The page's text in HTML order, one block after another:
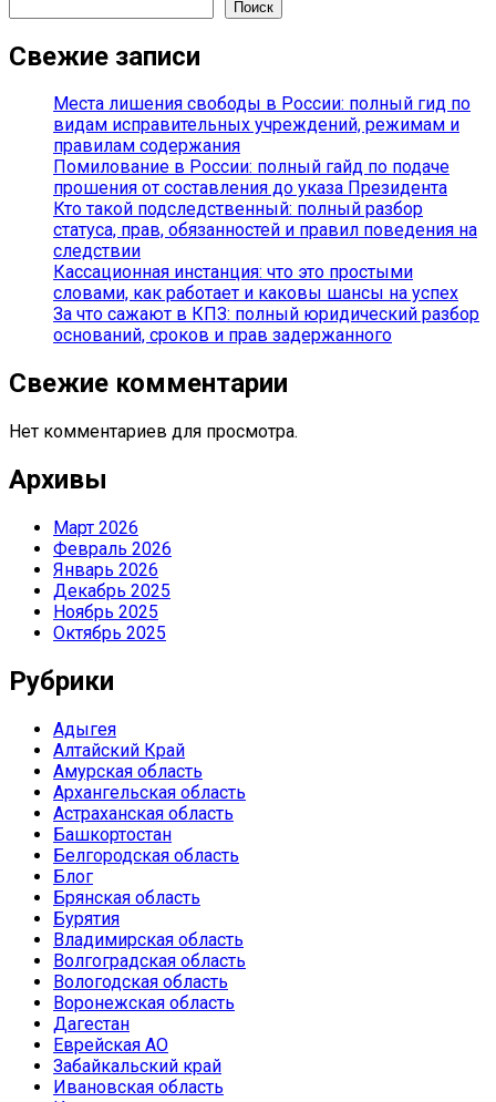
Поиск
Свежие записи
Места лишения свободы в России: полный гид по
видам исправительных учреждений, режимам и
правилам содержания
Помилование в России: полный гайд по подаче
прошения от составления до указа Президента
Кто такой подследственный: полный разбор
статуса, прав, обязанностей и правил поведения на
следствии
Кассационная инстанция: что это простыми
словами, как работает и каковы шансы на успех
За что сажают в КПЗ: полный юридический разбор
оснований, сроков и прав задержанного
Свежие комментарии
Нет комментариев для просмотра.
Архивы
Март 2026
Февраль 2026
Январь 2026
Декабрь 2025
Ноябрь 2025
Октябрь 2025
Рубрики
Адыгея
Алтайский Край
Амурская область
Архангельская область
Астраханская область
Башкортостан
Белгородская область
Блог
Брянская область
Бурятия
Владимирская область
Волгоградская область
Вологодская область
Воронежская область
Дагестан
Еврейская АО
Забайкальский край
Ивановская область